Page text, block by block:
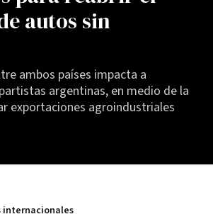
autos sin
ambos países impacta a
argentinas, en medio de la
exportaciones agroindustriales
internacionales